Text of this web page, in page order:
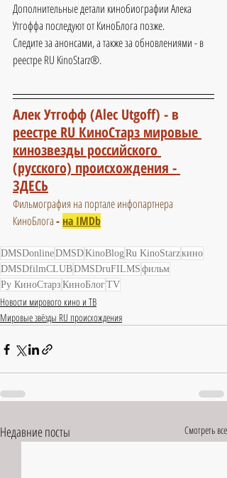
Дополнительные детали кинобиографии Алека
Утгоффа последуют от КиноБлога позже.
Следите за анонсами, а также за обновлениями - в
реестре RU KinoStarz®.
Алек Утгофф (Alec Utgoff) - в
реестре RU КиноСтарз мировые
кинозвезды российского
(русского) происхождения -
ЗДЕСЬ
Фильмография на портале инфопартнера
КиноБлога - на IMDb
DMSDonlineDMSDKinoBlogRu KinoStarzкино
DMSDfilmCLUBDMSDruFILMS фильм
Ру КиноСтарз КиноБлогTV
Новости мирового кино и ТВ
Мировые звёзды RU происхождения
Недавние посты Смотреть все